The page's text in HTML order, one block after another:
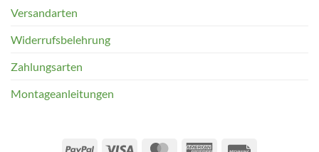
Versandarten
Widerrufsbelehrung
Zahlungsarten
Montageanleitungen